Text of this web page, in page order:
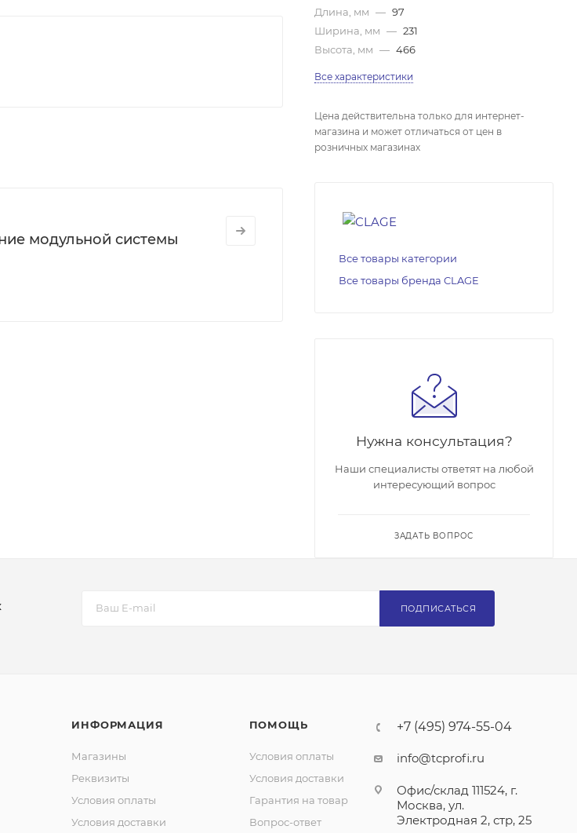
модульной системы
Длина, мм — 97
Ширина, мм — 231
Высота, мм — 466
Все характеристики
Цена действительна только для интернет-
магазина и может отличаться от цен в
розничных магазинах
Все товары категории
Все товары бренда CLAGE
Нужна консультация?
Наши специалисты ответят на любой
интересующий вопрос
ЗАДАТЬ ВОПРОС
ПОДПИСАТЬСЯ
ИНФОРМАЦИЯ
Магазины
Реквизиты
Условия оплаты
Условия доставки
ПОМОЩЬ
Условия оплаты
Условия доставки
Гарантия на товар
Вопрос-ответ
+7 (495) 974-55-04
info@tcprofi.ru
Офис/склад 111524, г.
Москва, ул.
Электродная 2, стр, 25